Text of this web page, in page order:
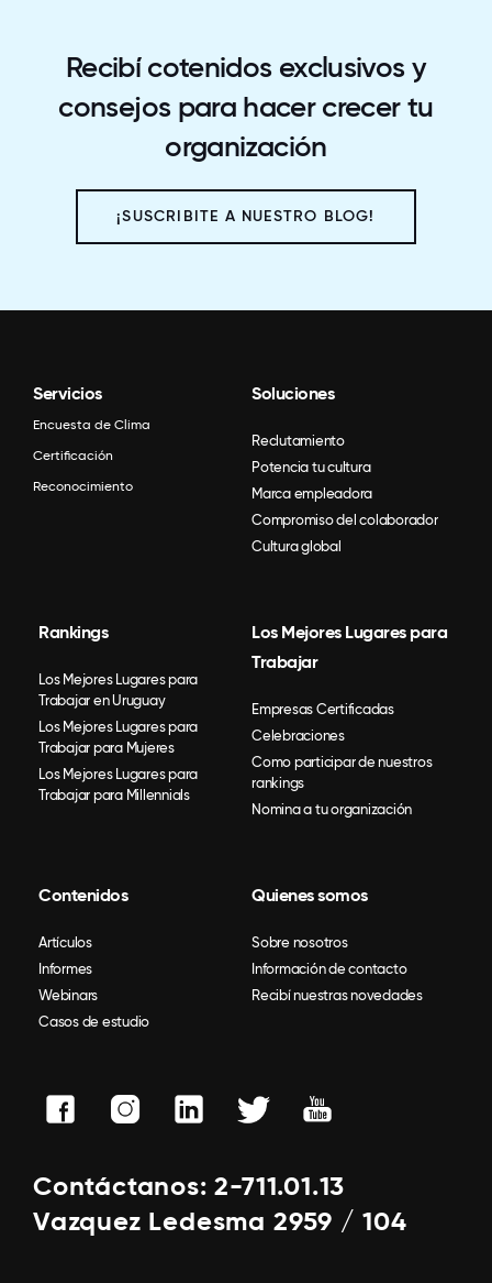
Recibí cotenidos exclusivos y
consejos para hacer crecer tu
organización
¡SUSCRIBITE A NUESTRO BLOG!
Servicios
Encuesta de Clima
Certificación
Reconocimiento
Soluciones
Reclutamiento
Potencia tu cultura
Marca empleadora
Compromiso del colaborador
Cultura global
Rankings
Los Mejores Lugares para
Trabajar en Uruguay
Los Mejores Lugares para
Trabajar para Mujeres
Los Mejores Lugares para
Trabajar para Millennials
Los Mejores Lugares para
Trabajar
Empresas Certificadas
Celebraciones
Como participar de nuestros
rankings
Nomina a tu organización
Contenidos
Artículos
Informes
Webinars
Casos de estudio
Quienes somos
Sobre nosotros
Información de contacto
Recibí nuestras novedades
Contáctanos: 2-711.01.13
Vazquez Ledesma 2959 / 104